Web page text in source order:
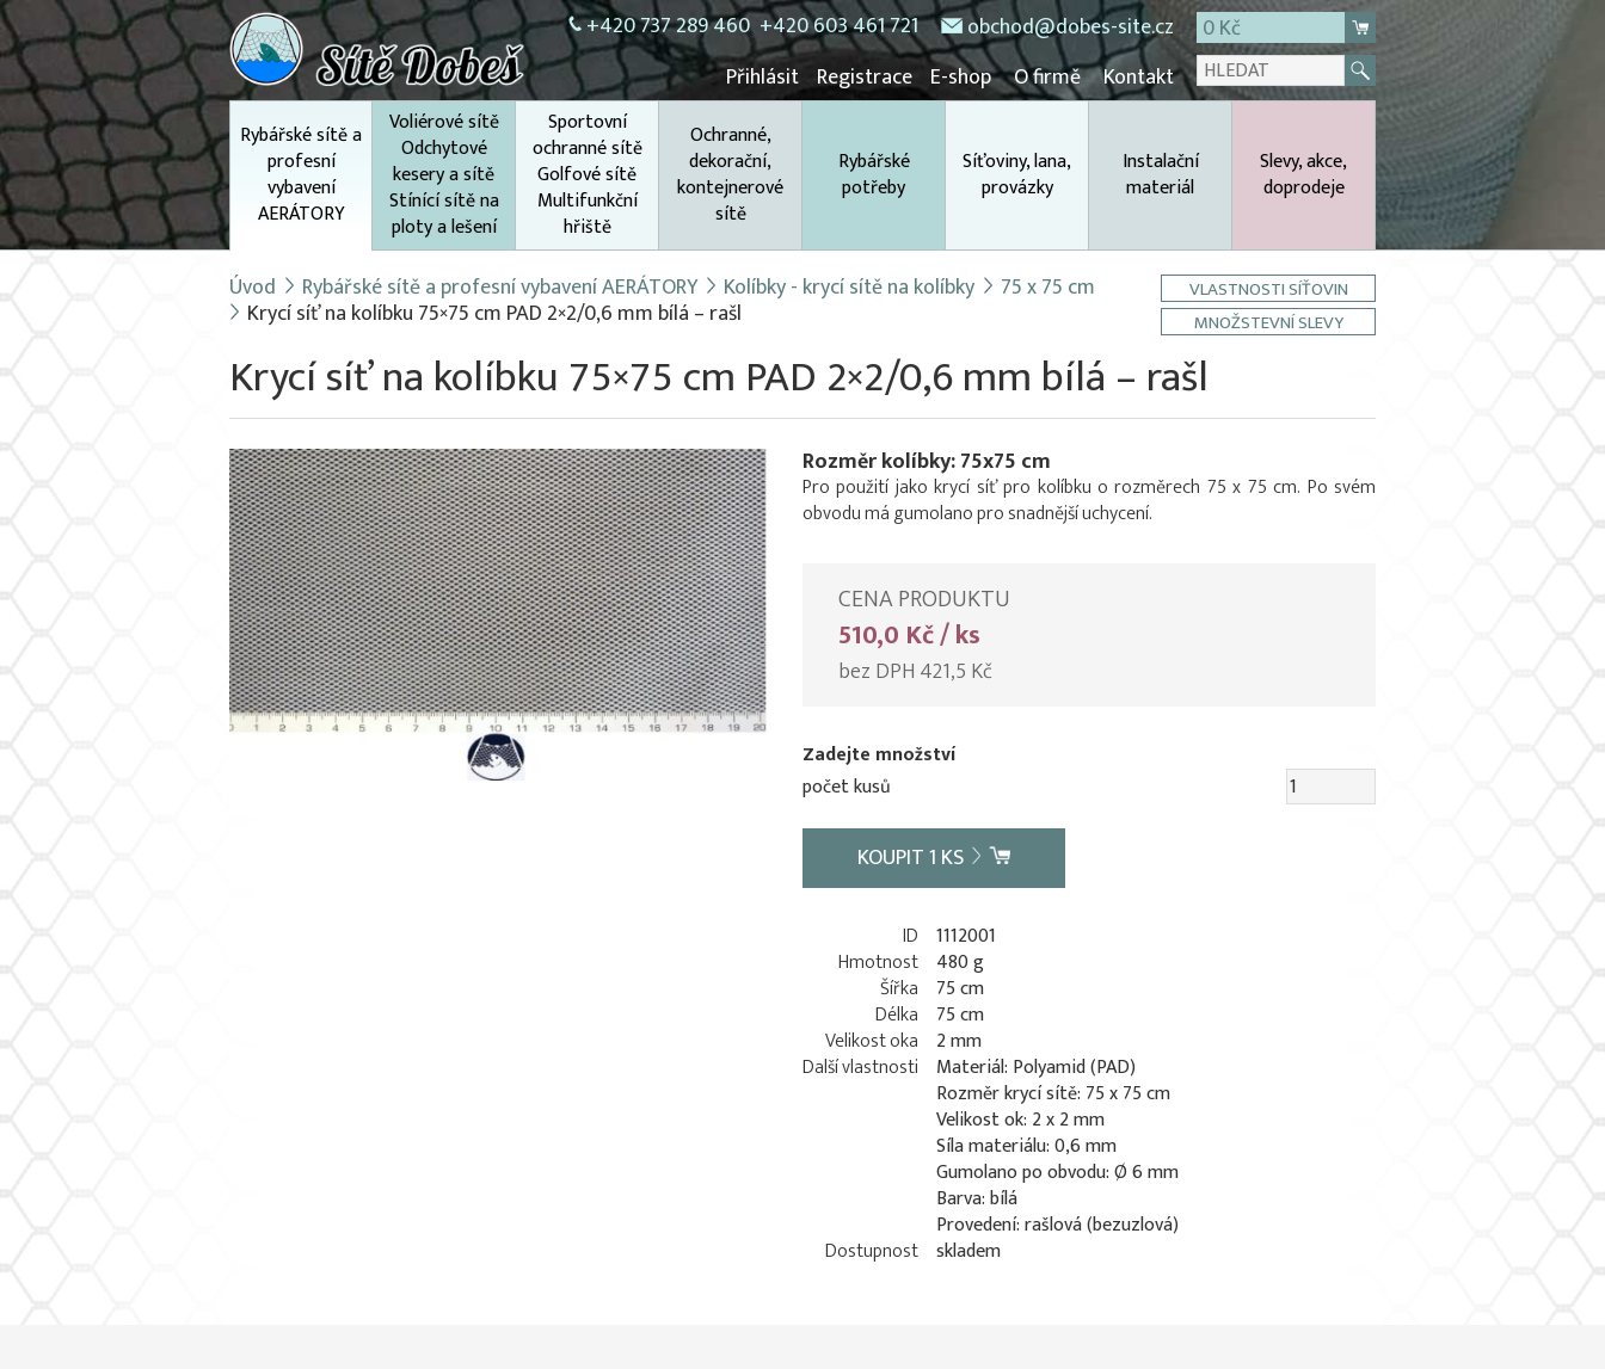
+420 737 289 460 +420 603 461 721 obchod@dobes-site.cz
0 Kč
Přihlásit Registrace E-shop O firmě Kontakt
Rybářské sítě a
profesní
vybavení
AERÁTORY
Voliérové sítě
Odchytové
kesery a sítě
Stínící sítě na
ploty a lešení
Sportovní
ochranné sítě
Golfové sítě
Multifunkční
hřiště
Ochranné,
dekorační,
kontejnerové
sítě
Rybářské
potřeby
Síťoviny, lana,
provázky
Instalační
materiál
Slevy, akce,
doprodeje
Úvod Rybářské sítě a profesní vybavení AERÁTORY Kolíbky - krycí sítě na kolíbky 75 x 75 cm
Krycí síť na kolíbku 75×75 cm PAD 2×2/0,6 mm bílá – rašl
VLASTNOSTI SÍŤOVIN
MNOŽSTEVNÍ SLEVY
Krycí síť na kolíbku 75×75 cm PAD 2×2/0,6 mm bílá – rašl
Rozměr kolíbky: 75x75 cm
Pro použití jako krycí síť pro kolíbku o rozměrech 75 x 75 cm. Po svém
obvodu má gumolano pro snadnější uchycení.
CENA PRODUKTU
510,0 Kč / ks
bez DPH 421,5 Kč
Zadejte množství
počet kusů
KOUPIT1 KS
ID 1112001
Hmotnost 480 g
Šířka
75 cm
Délka
75 cm
Velikost oka
2 mm
Další vlastnosti
Materiál: Polyamid (PAD)
Rozměr krycí sítě: 75 x 75 cm
Velikost ok: 2 x 2 mm
Síla materiálu: 0,6 mm
Gumolano po obvodu: Ø 6 mm
Barva: bílá
Provedení: rašlová (bezuzlová)
Dostupnost skladem